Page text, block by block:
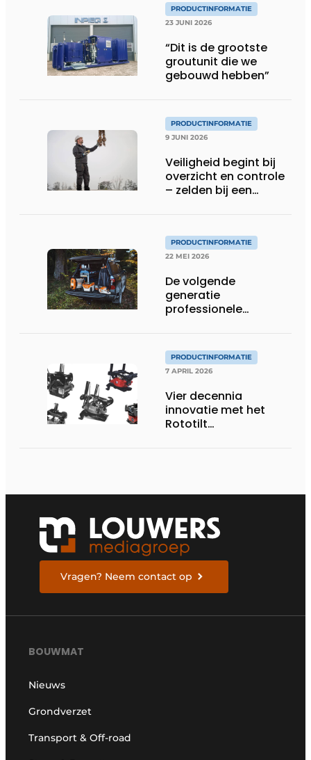
PRODUCTINFORMATIE
23 JUNI 2026
“Dit is de grootste
groutunit die we
gebouwd hebben”
PRODUCTINFORMATIE
9 JUNI 2026
Veiligheid begint bij
overzicht en controle
– zelden bij een
PRODUCTINFORMATIE
22 MEI 2026
De volgende
generatie
professionele
PRODUCTINFORMATIE
7 APRIL 2026
Vier decennia
innovatie met het
Rototilt
Vragen? Neem contact op
BOUWMAT
Nieuws
Grondverzet
Transport & Off-road